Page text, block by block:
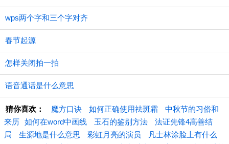
wps两个字和三个字对齐
春节起源
怎样关闭拍一拍
语音通话是什么意思
猜你喜欢： 魔方口诀 如何正确使用祛斑霜
中秋节的习俗和
来历 ​如何在word中画线 玉石的鉴别方法
法证先锋4高善结
局
生源地是什么意思 彩虹月亮的演员
凡士林涂脸上有什么